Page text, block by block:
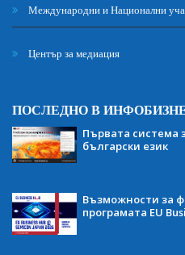
Международни и Национални
Център за медиация
ПОСЛЕДНО В
Първата система
български език
Възможности за
програмата EU